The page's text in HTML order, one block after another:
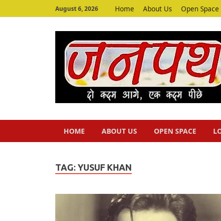
August 6, 2026 Home About Us Open Space
HOME ABOUT US OPEN SPACE
TAG: YUSUF KHAN